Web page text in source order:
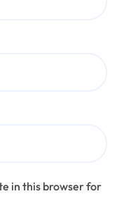
in this browser for